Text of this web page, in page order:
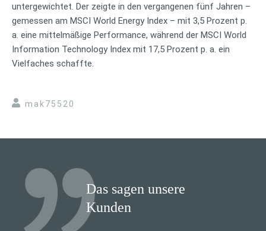
untergewichtet. Der zeigte in den vergangenen fünf Jahren –
gemessen am MSCI World Energy Index – mit 3,5 Prozent p.
a. eine mittelmäßige Performance, während der MSCI World
Information Technology Index mit 17,5 Prozent p. a. ein
Vielfaches schaffte.
mak75520
Das sagen unsere
Kunden